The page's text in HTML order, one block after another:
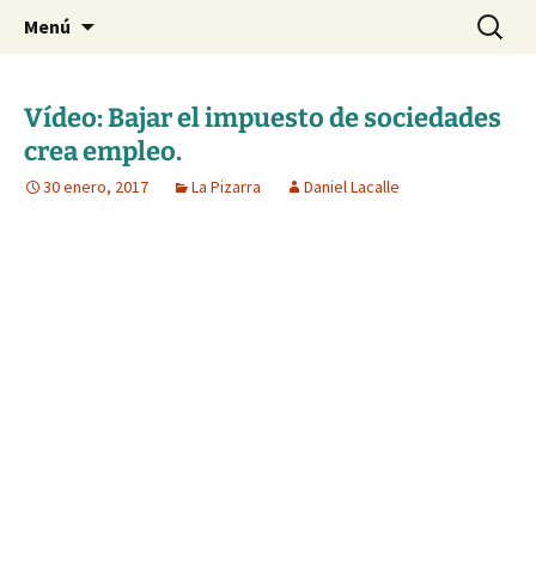
dlacalle.com
Blog de Daniel Lacalle
Menú Buscar:
Vídeo: Bajar el impuesto de sociedades
crea empleo.
30 enero, 2017 La Pizarra Daniel Lacalle